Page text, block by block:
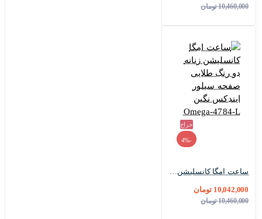
10,460,000 تومان
حراج
-4%
ساعت امگا کانسلیشن زنانه دو رنگ طلایی صفحه سیلور ایندکس نگین Omega-4784-L
10,042,000 تومان
10,460,000 تومان